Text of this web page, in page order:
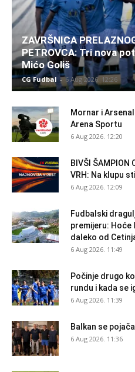
ZAVRŠNICA
PETROVCA: Tri nova
Mićo Goliš
CG Fudbal - 6 Aug 2026. 12:26
Mornar i
Arena Sportu
6 Aug 2026. 12:20
BIVŠI ŠAMPION
VRH: Na klupu
6 Aug 2026. 12:09
Fudbalski
premijeru: Hoće
daleko od
6 Aug 2026. 11:49
Počinje drugo
rundu i kada se
6 Aug 2026. 11:39
Balkan se
6 Aug 2026. 11:36